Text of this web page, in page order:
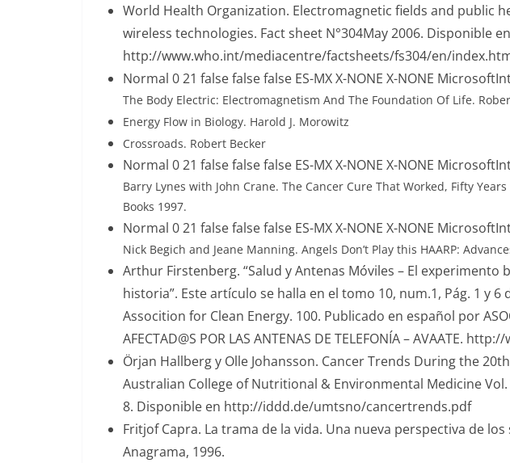
World Health Organization. Electromagnetic fields and public
wireless technologies. Fact sheet N°304May 2006. Disponible en
http://www.who.int/mediacentre/factsheets/fs304/en/
Normal 0 21 false false false ES-MX X-NONE X-NONE
The Body Electric: Electromagnetism And The Foundation Of Life.
Energy Flow in Biology. Harold J. Morowitz
Crossroads. Robert Becker
Normal 0 21 false false false ES-MX X-NONE X-NONE
Barry Lynes with John Crane. The Cancer Cure That Worked, Fifty
Books 1997.
Normal 0 21 false false false ES-MX X-NONE X-NONE
Nick Begich and Jeane Manning. Angels Don’t Play this HAARP:
Arthur Firstenberg. “Salud y Antenas Móviles – El experimento
historia”. Este artículo se halla en el tomo 10, num.1, Pág. 1 y 6
Assocition for Clean Energy. 100. Publicado en español por
AFECTAD@S POR LAS ANTENAS DE TELEFONÍA – AVAATE.
Örjan Hallberg y Olle Johansson. Cancer Trends During the
Australian College of Nutritional & Environmental Medicine Vol.
8. Disponible en http://iddd.de/umtsno/cancertrends.pdf
Fritjof Capra. La trama de la vida. Una nueva perspectiva de
Anagrama, 1996.